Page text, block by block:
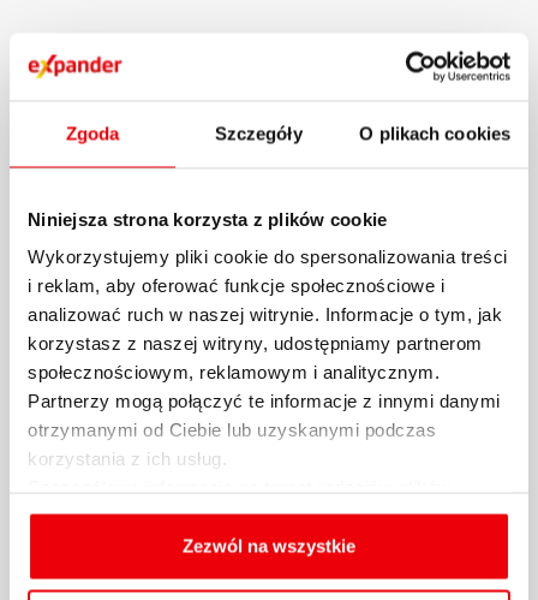
Zgoda Szczegóły O plikach cookies
Niniejsza strona korzysta z plików cookie
Wykorzystujemy pliki cookie do spersonalizowania treści
i reklam, aby oferować funkcje społecznościowe i
analizować ruch w naszej witrynie. Informacje o tym, jak
korzystasz z naszej witryny, udostępniamy partnerom
społecznościowym, reklamowym i analitycznym.
Partnerzy mogą połączyć te informacje z innymi danymi
otrzymanymi od Ciebie lub uzyskanymi podczas
korzystania z ich usług.
cookies, celu i sposobu korzystania z nich przez nas
oraz zmiany ustawień plików cookies a także ich
usuwania z przeglądarki internetowej, znajdują się
Zezwól na wszystkie
Raport Expandera i Rentier.io –
Ceny mieszkań, październik i III
kw. 2024 r.
Na rynku nieruchomości mamy teraz do
29.10.2024 / KOMENTARZE I ANALIZY